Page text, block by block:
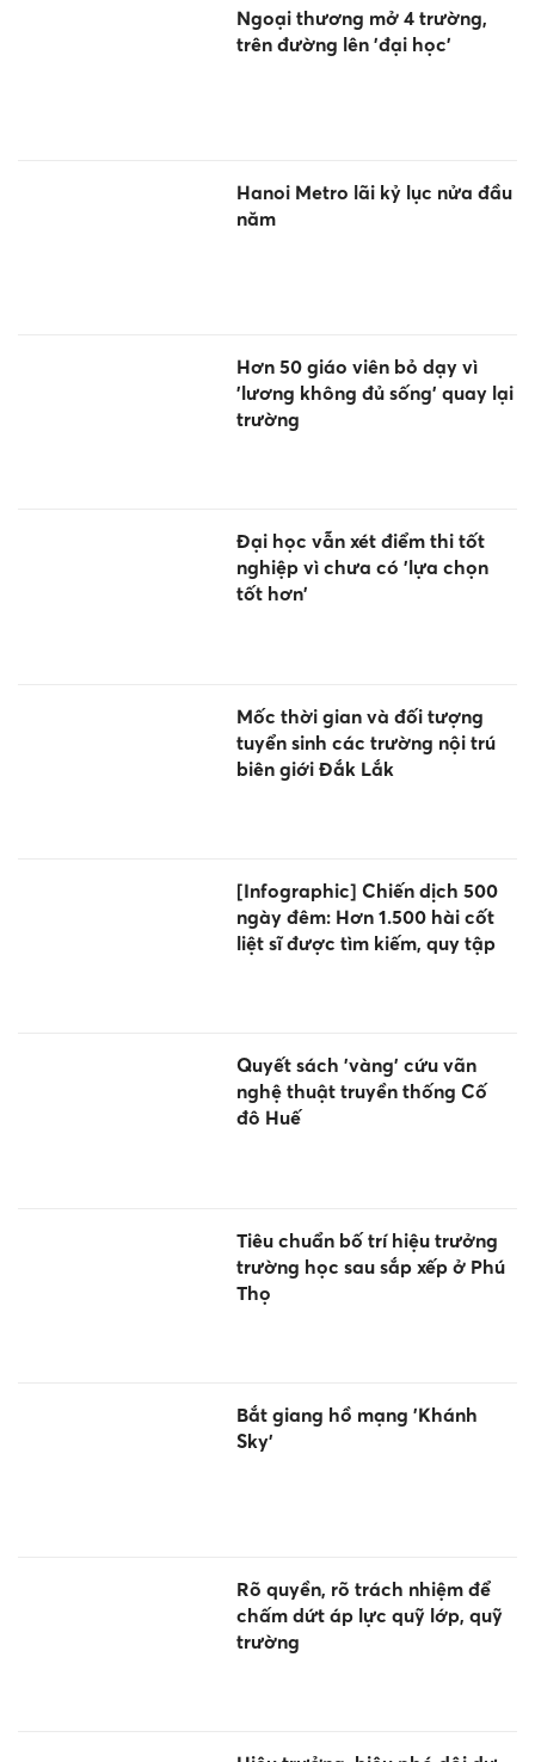
Ngoại thương mở 4 trường,
trên đường lên 'đại học'
Hanoi Metro lãi kỷ lục nửa đầu
năm
Hơn 50 giáo viên bỏ dạy vì
'lương không đủ sống' quay lại
trường
Đại học vẫn xét điểm thi tốt
nghiệp vì chưa có 'lựa chọn
tốt hơn'
Mốc thời gian và đối tượng
tuyển sinh các trường nội trú
biên giới Đắk Lắk
[Infographic] Chiến dịch 500
ngày đêm: Hơn 1.500 hài cốt
liệt sĩ được tìm kiếm, quy tập
Quyết sách 'vàng' cứu vãn
nghệ thuật truyền thống Cố
đô Huế
Tiêu chuẩn bố trí hiệu trưởng
trường học sau sắp xếp ở Phú
Thọ
Bắt giang hồ mạng 'Khánh
Sky'
Rõ quyền, rõ trách nhiệm để
chấm dứt áp lực quỹ lớp, quỹ
trường